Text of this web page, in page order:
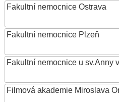
Fakultní nemocnice Ostrava
Fakultní nemocnice Plzeň
Fakultní nemocnice u sv.Anny
Filmová akademie Miroslava